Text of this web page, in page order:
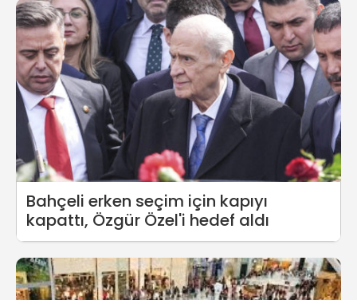
Bahçeli erken seçim için kapıyı
kapattı, Özgür Özel'i hedef aldı